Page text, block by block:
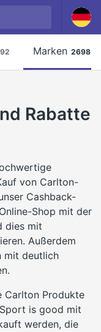
Marken 2698
Rabatte
von Carlton-
Cashback-
Shop mit der
dies mit
Außerdem
mit deutlich
Carlton Produkte
is good mit
werden, die